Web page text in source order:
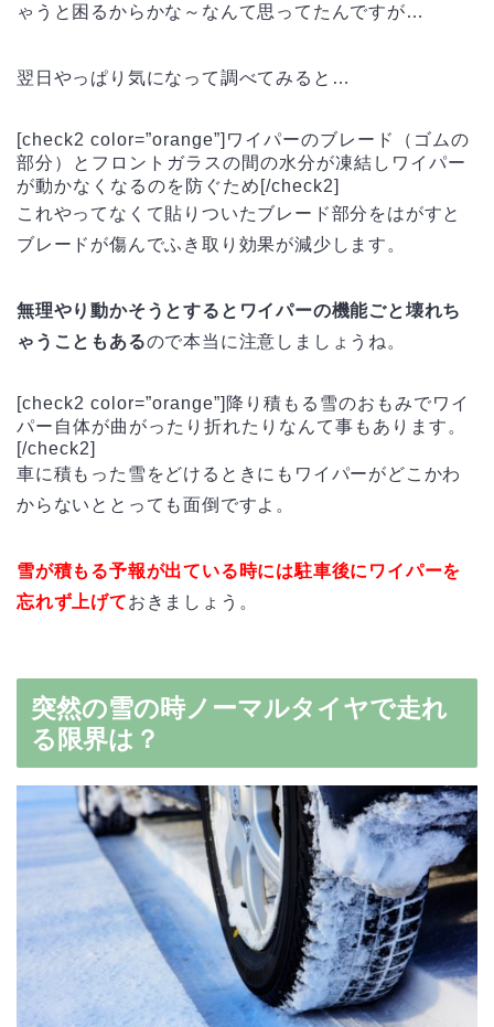
ゃうと困るからかな～なんて思ってたんですが…
翌日やっぱり気になって調べてみると…
[check2 color=”orange”]ワイパーのブレード（ゴムの
部分）とフロントガラスの間の水分が凍結しワイパー
が動かなくなるのを防ぐため[/check2]
これやってなくて貼りついたブレード部分をはがすと
ブレードが傷んでふき取り効果が減少します。
無理やり動かそうとするとワイパーの機能ごと壊れち
ゃうこともあるので本当に注意しましょうね。
[check2 color=”orange”]降り積もる雪のおもみでワイ
パー自体が曲がったり折れたりなんて事もあります。
[/check2]
車に積もった雪をどけるときにもワイパーがどこかわ
からないととっても面倒ですよ。
雪が積もる予報が出ている時には駐車後にワイパーを
忘れず上げておきましょう。
突然の雪の時ノーマルタイヤで走れ
る限界は？